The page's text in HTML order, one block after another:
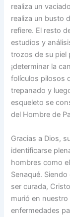
realiza un
realiza un busto
refiere. El resto
estudios y
trozos de su piel
¡determinar la
folículos pilosos
trepanado y
esqueleto se
del Hombre de
Gracias a Dios,
identificarse
hombres como
Senaqué.
ser curada,
murió en
enfermedades